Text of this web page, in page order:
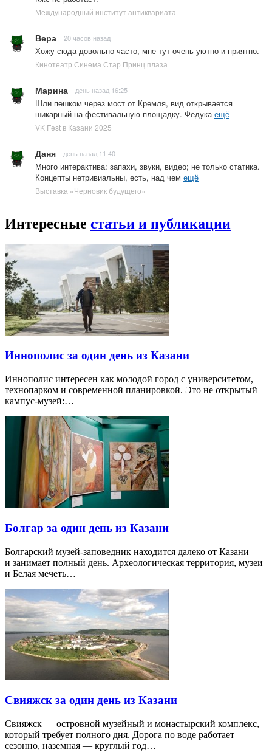
Международный институт антиквариата
Вера 20 часов назад
Хожу сюда довольно часто, мне тут очень уютно и приятно.
Кинотеатр Синема Стар Принц плаза
Марина день назад 16:25
Шли пешком через мост от Кремля, вид открывается
шикарный на фестивальную площадку. Федукаещё
VK Fest в Казани 2025
Даня день назад 11:40
Много интерактива: запахи, звуки, видео; не только статика.
Концепты нетривиальны, есть, над чем ещё
Выставка «Черновик будущего»
Интересные статьи и публикации
Иннополис за один день из Казани
Иннополис интересен как молодой город с университетом,
технопарком и современной планировкой. Это не открытый
кампус-музей:…
Болгар за один день из Казани
Болгарский музей-заповедник находится далеко от Казани
и занимает полный день. Археологическая территория, музеи
и Белая мечеть…
Свияжск за один день из Казани
Свияжск — островной музейный и монастырский комплекс,
который требует полного дня. Дорога по воде работает
сезонно, наземная — круглый год…